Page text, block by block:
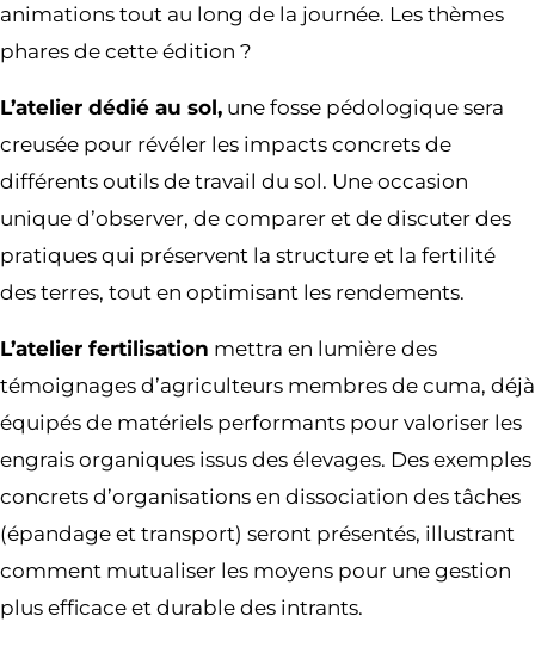
animations tout au long de la journée. Les thèmes
phares de cette édition ?
L’atelier dédié au sol, une fosse pédologique sera
creusée pour révéler les impacts concrets de
différents outils de travail du sol. Une occasion
unique d’observer, de comparer et de discuter des
pratiques qui préservent la structure et la fertilité
des terres, tout en optimisant les rendements.
L’atelier fertilisation mettra en lumière des
témoignages d’agriculteurs membres de cuma, déjà
équipés de matériels performants pour valoriser les
engrais organiques issus des élevages. Des exemples
concrets d’organisations en dissociation des tâches
(épandage et transport) seront présentés, illustrant
comment mutualiser les moyens pour une gestion
plus efficace et durable des intrants.